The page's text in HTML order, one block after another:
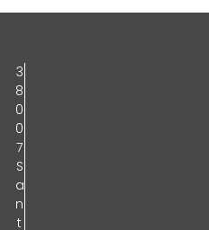
3
8
0
0
7
S
a
n
t